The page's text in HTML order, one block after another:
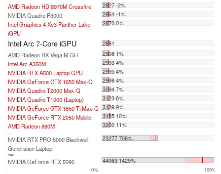
AMD Radeon HD 8970M Crossfire
2827 -2%
NVIDIA Quadro P3000
2864 -1%
Intel Graphics 4 Xe3 Panther Lake
iGPU
2870 0%
Intel Arc 7-Core iGPU
2881
AMD Radeon RX Vega M GH
2908 1%
Intel Arc A350M
2993 4%
NVIDIA RTX A500 Laptop GPU
2995 4%
NVIDIA GeForce GTX 1650 Max-Q
2998 4%
NVIDIA Quadro T2000 Max-Q
3094 7%
NVIDIA Quadro T1000 (Laptop)
3123 8%
NVIDIA GeForce GTX 1650 Ti Max-Q 3139 9%
NVIDIA GeForce RTX 2050 Mobile
3155 10%
AMD Radeon 880M
3200 11%
...
NVIDIA RTX PRO 5000 Blackwell
Generation Laptop
23277 708%
max:
NVIDIA GeForce RTX 5090 44063 1429%
0% 100%